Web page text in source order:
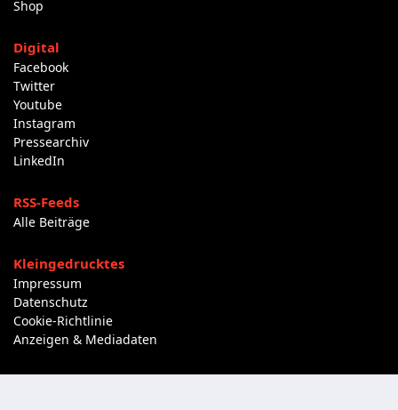
Shop
Digital
Facebook
Twitter
Youtube
Instagram
Pressearchiv
LinkedIn
RSS-Feeds
Alle Beiträge
Kleingedrucktes
Impressum
Datenschutz
Cookie-Richtlinie
Anzeigen & Mediadaten